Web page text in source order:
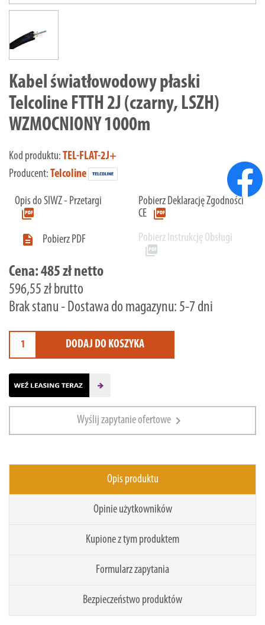
Kabel światłowodowy płaski
Telcoline FTTH 2J (czarny, LSZH)
WZMOCNIONY 1000m
Kod produktu: TEL-FLAT-2J+
Producent: Telcoline
Opis do SIWZ - Przetargi
picture_as_pdf
Pobierz Deklarację Zgodności
CE picture_as_pdf

Pobierz PDF Pobierz Instrukcję Obsługi
picture_as_pdf
Cena:485 zł netto
596,55 zł brutto
Brak stanu - Dostawa do magazynu: 5-7 dni
DODAJ DO KOSZYKA
Wyślij zapytanie ofertowe chevron_right
Opis produktu
Opinie użytkowników
Kupione z tym produktem
Formularz zapytania
Bezpieczeństwo produktów